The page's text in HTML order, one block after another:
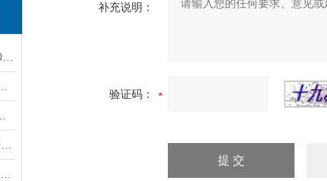
补充说明：
验证码：